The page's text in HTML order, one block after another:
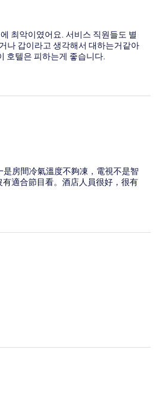
최악이였어요. 서비스 직원들도 별
나 갑이라고 생각해서 대하는거같아
호텔은 피하는게 좋습니다.
房間冷氣溫度不夠凍，電視不是智
適合節目看。酒店人員很好，很有